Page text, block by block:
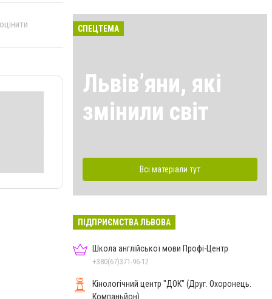
СПЕЦТЕМА
Львівʼяни, які
змінили світ
Всі матеріали тут
ПІДПРИЄМСТВА ЛЬВОВА
Школа англійської мови Профі-Центр
+380(67)371-96-12
Кінологічний центр "ДОК" (Друг. Охоронець.
Компаньйон)